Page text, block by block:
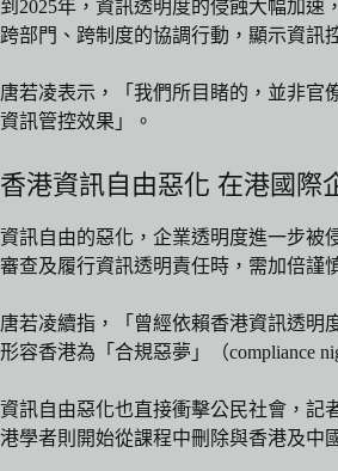
到2025年，資訊透明度的侵蝕大幅加速
跨部門、跨制度的協調行動，顯示資訊
唐若凌表示，「我們所目睹的，並非官
資訊管控效果」。
香港資訊自由惡化 在港國際
資訊自由的惡化，企業透明度進一步被
審查及履行資訊透明責任時，需加倍謹
唐若凌續指，「曾經依賴香港資訊透明
形容香港為「合規惡夢」（compliance
資訊自由惡化也直接衝擊公民社會，記
港學者則開始從課程中刪除與香港及中